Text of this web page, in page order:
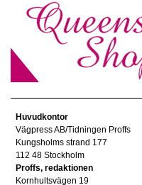
Huvudkontor
Vägpress AB/Tidningen Proffs
Kungsholms strand 177
112 48 Stockholm
Proffs, redaktionen
Kornhultsvägen 19